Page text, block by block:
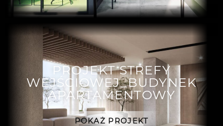
PROJEKT STREFY
WEJŚCIOWEJ_BUDYNEK
APARTAMENTOWY
POKAŻ PROJEKT